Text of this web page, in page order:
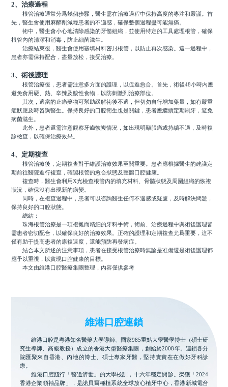
2、治療過程
根管治療通常分爲幾個步驟，醫生需在治療過程中保持高度的專注和嚴謹。首
先，醫生會使用麻醉劑減輕患者的不適感，確保整個過程盡可能無痛。
術中，醫生會小心地清除感染的牙髓組織，並使用特定的工具處理根管，確保
根管內的清潔和消毒，防止細菌滋生。
治療結束後，醫生會使用塞填材料密封根管，以防止再次感染。這一過程中，
患者亦需保持配合，盡量放松，接受治療。
3、術後護理
根管治療後，患者需注意多方面的護理，以促進愈合。首先，術後48小時內應
避免食用硬、熱、辛辣及酸性食物，以防刺激到治療部位。
其次，適當的止痛藥物可幫助緩解術後不適，但切勿自行增加藥量，如有嚴重
症狀應及時咨詢醫生。保持良好的口腔衛生也是關鍵，患者應繼續定期刷牙，避免
病菌滋生。
此外，患者還需注意觀察牙齒恢複情況，如出現明顯脹痛或持續不適，及時複
診檢查，以確保治療效果。
4、定期複查
根管治療後，定期複查對于維護治療效果至關重要。患者應根據醫生的建議定
期前往醫院進行複查，確認根管的愈合狀態及整體口腔健康。
複查時，醫生會利用X光檢查根管內的填充材料、骨髓狀態及周圍組織的恢複
狀況，確保沒有出現新的病變。
同時，在複查過程中，患者可以咨詢醫生任何不適感或疑慮，及時解決問題，
保持良好的口腔狀態。
總結：
珠海根管治療是一項複雜而精細的牙科手術，術前、治療過程中與術後護理皆
需患者密切配合，以確保良好的治療效果。正確的護理和定期複查尤爲重要，這不
僅有助于提高患者的康複速度，還能預防再發病症。
結合本文所述的注意事項，患者在接受根管治療時無論是准備還是術後護理都
應予以重視，以實現口腔健康的目標。
本文由維港口腔醫療集團整理，內容僅供參考
維港口腔連鎖
維港口腔是粵港知名醫藥大學導師、國家985重點大學醫學博士（碩士研
究生導師、高級教授）成立的香港大型醫療集團，創始於2008年。連鎖各分
院匯聚來自香港、內地的博士、碩士專家牙醫，堅持實實在在做好牙科診
療。
維港口腔踐行「醫道濟世」的大學校訓，十六年穩定開診。榮獲「2024
香港企業領袖品牌」，是諾貝爾種植系統全球放心植牙中心，香港新城電台